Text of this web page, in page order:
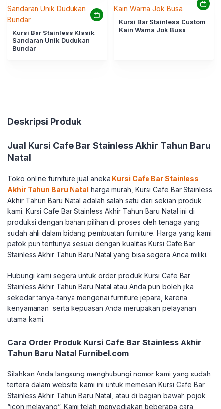
Kursi Bar Stainless Klasik
Sandaran Unik Dudukan
Bundar
Kursi Bar Stainless Custom
Kain Warna Jok Busa
Deskripsi Produk
Jual Kursi Cafe Bar Stainless Akhir Tahun Baru
Natal
Toko online furniture jual aneka Kursi Cafe Bar Stainless
Akhir Tahun Baru Natal harga murah, Kursi Cafe Bar Stainless
Akhir Tahun Baru Natal adalah salah satu dari sekian produk
kami. Kursi Cafe Bar Stainless Akhir Tahun Baru Natal ini di
produksi dengan bahan pilihan di proses oleh tenaga yang
sudah ahli dalam bidang pembuatan furniture. Harga yang kami
patok pun tentunya sesuai dengan kualitas Kursi Cafe Bar
Stainless Akhir Tahun Baru Natal yang bisa segera Anda miliki.
Hubungi kami segera untuk order produk Kursi Cafe Bar
Stainless Akhir Tahun Baru Natal atau Anda pun boleh jika
sekedar tanya-tanya mengenai furniture jepara, karena
kenyamanan serta kepuasan Anda merupakan pelayanan
utama kami.
Cara Order Produk Kursi Cafe Bar Stainless Akhir
Tahun Baru Natal Furnibel.com
Silahkan Anda langsung menghubungi nomor kami yang sudah
tertera dalam website kami ini untuk memesan Kursi Cafe Bar
Stainless Akhir Tahun Baru Natal, atau di bagian bawah pojok
“icon melayang”. Kami telah menyediakan beberapa cara